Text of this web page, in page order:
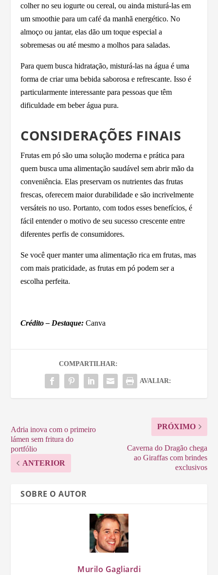
colher no seu iogurte ou cereal, ou ainda misturá-las em
um smoothie para um café da manhã energético. No
almoço ou jantar, elas dão um toque especial a
sobremesas ou até mesmo a molhos para saladas.
Para quem busca hidratação, misturá-las na água é uma
forma de criar uma bebida saborosa e refrescante. Isso é
particularmente interessante para pessoas que têm
dificuldade em beber água pura.
CONSIDERAÇÕES FINAIS
Frutas em pó são uma solução moderna e prática para
quem busca uma alimentação saudável sem abrir mão da
conveniência. Elas preservam os nutrientes das frutas
frescas, oferecem maior durabilidade e são incrivelmente
versáteis no uso. Portanto, com todos esses benefícios, é
fácil entender o motivo de seu sucesso crescente entre
diferentes perfis de consumidores.
Se você quer manter uma alimentação rica em frutas, mas
com mais praticidade, as frutas em pó podem ser a
escolha perfeita.
Crédito – Destaque: Canva
COMPARTILHAR:
AVALIAR:
Adria inova com o primeiro
lámen sem fritura do
portfólio
ANTERIOR
PRÓXIMO
Caverna do Dragão chega
ao Giraffas com brindes
exclusivos
SOBRE O AUTOR
Murilo Gagliardi